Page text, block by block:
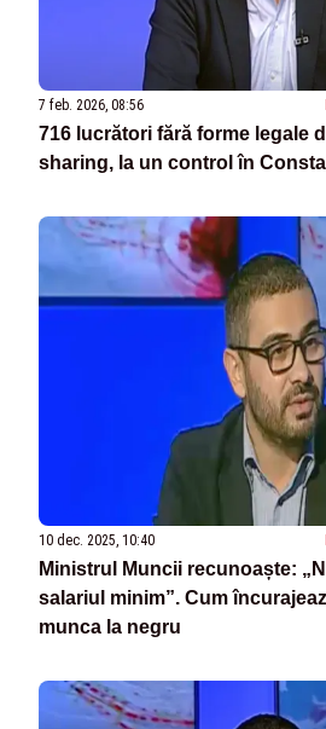
7 feb. 2026, 08:56
716 lucrători fără forme legale
sharing, la un control în
10 dec. 2025, 10:40
Ministrul Muncii recunoaște:
salariul minim”. Cum
munca la negru